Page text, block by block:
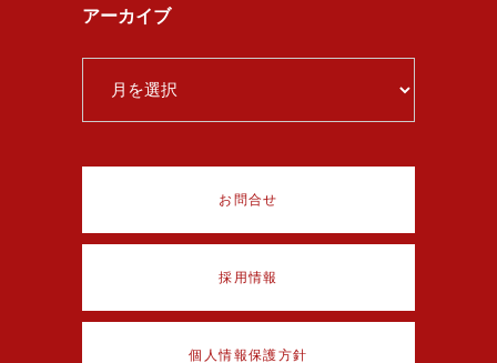
アーカイブ
ア
カ
お問合せ
採用情報
個人情報保護方針